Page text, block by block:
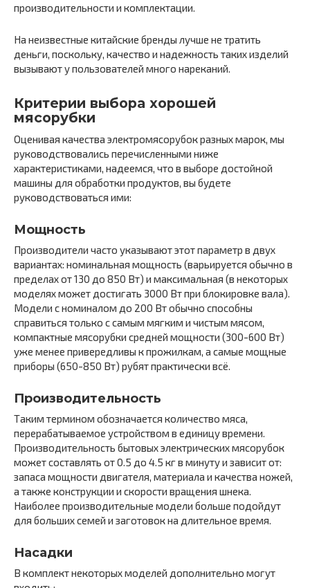
производительности и комплектации.
На неизвестные китайские бренды лучше не тратить
деньги, поскольку, качество и надежность таких изделий
вызывают у пользователей много нареканий.
Критерии выбора хорошей
мясорубки
Оценивая качества электромясорубок разных марок, мы
руководствовались перечисленными ниже
характеристиками, надеемся, что в выборе достойной
машины для обработки продуктов, вы будете
руководствоваться ими:
Мощность
Производители часто указывают этот параметр в двух
вариантах: номинальная мощность (варьируется обычно в
пределах от 130 до 850 Вт) и максимальная (в некоторых
моделях может достигать 3000 Вт при блокировке вала).
Модели с номиналом до 200 Вт обычно способны
справиться только с самым мягким и чистым мясом,
компактные мясорубки средней мощности (300-600 Вт)
уже менее привередливы к прожилкам, а самые мощные
приборы (650-850 Вт) рубят практически всё.
Производительность
Таким термином обозначается количество мяса,
перерабатываемое устройством в единицу времени.
Производительность бытовых электрических мясорубок
может составлять от 0.5 до 4.5 кг в минуту и зависит от:
запаса мощности двигателя, материала и качества ножей,
а также конструкции и скорости вращения шнека.
Наиболее производительные модели больше подойдут
для больших семей и заготовок на длительное время.
Насадки
В комплект некоторых моделей дополнительно могут